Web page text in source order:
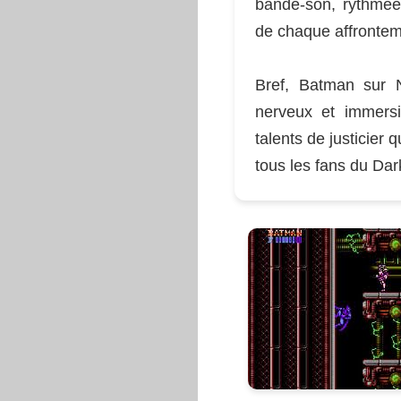
bande-son,
de chaque
Bref, Batman sur
nerveux et
talents de justicier
tous les fans du